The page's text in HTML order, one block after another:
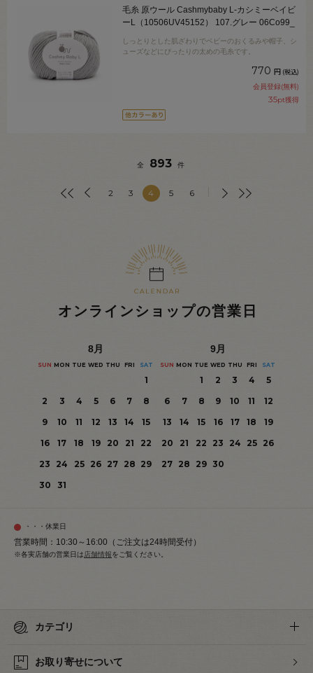
毛糸 原ウール Cashmybaby L-カシミーベイビ
ーL（10506UV45152） 107.グレー 06Co99_
しっとりとした肌ざわりでベビーのおくるみや帽子、シ
ューズなどにぴったりの太めの毛糸です。
770 円 (税込)
会員登録(無料)
35pt獲得
全 893 件
2 3 4 5 6
オンラインショップの営業日
8月
SUN MON TUE WED THU FRI SAT
1
2
3 4 5 6 7
8
9
10 11 12 13 14
15
16
17 18 19 20 21
22
23
24 25 26 27 28 29
30
31
9月
SUN MON TUE WED THU FRI SAT
1 2 3 4
5
6
7 8 9 10 11
12
13
14 15 16 17 18
19
20
21 22 23 24 25
26
27 28 29 30
・・・休業日
営業時間：10:30～16:00（ご注文は24時間受付）
※各実店舗の営業日は店舗情報をご覧ください。
カテゴリ
お取り寄せについて